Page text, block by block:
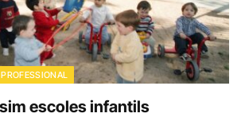
escoles infantils